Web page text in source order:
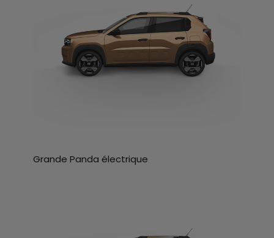
Grande Panda électrique